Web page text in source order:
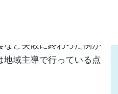
など失敗に終わった例が
地域主導で行っている点